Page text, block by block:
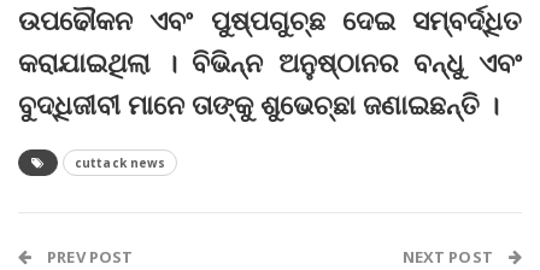
ଉପଢୌକନ ଏବଂ ପୁଷ୍ପଗୁଚ୍ଛ ଦେଇ ସମ୍ବର୍ଦ୍ଧିତ
କରାଯାଇଥିଲା । ବିଭିନ୍ନ ଅନୁଷ୍ଠାନର ବନ୍ଧୁ ଏବଂ
ବୁଦ୍ଧିଜୀବୀ ମାନେ ତାଙ୍କୁ ଶୁଭେଚ୍ଛା ଜଣାଇଛନ୍ତି ।
cuttack news
PREV POST NEXT POST